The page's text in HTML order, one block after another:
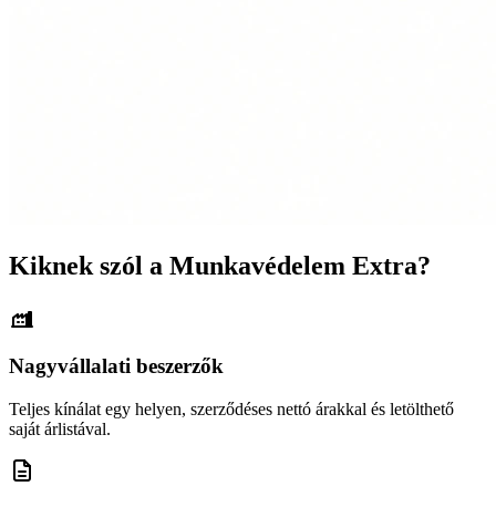
Kiknek szól a Munkavédelem Extra?
Nagyvállalati beszerzők
Teljes kínálat egy helyen, szerződéses nettó árakkal és letölthető
saját árlistával.